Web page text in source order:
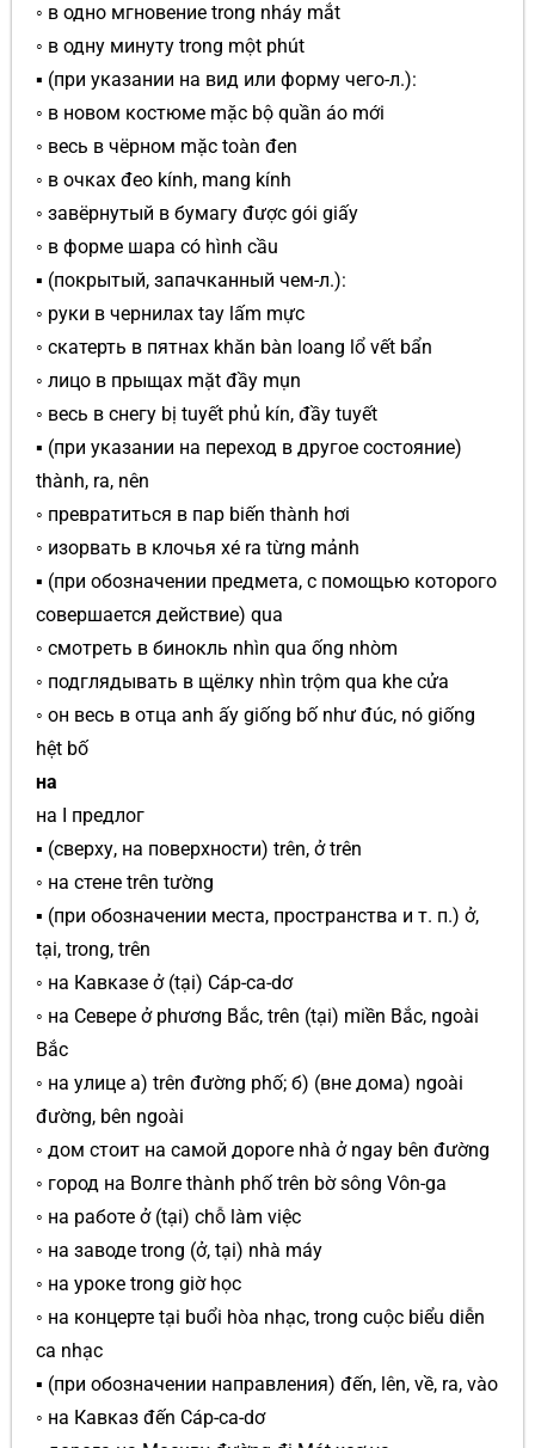
◦ в одно мгновение trong nháy mắt
◦ в одну минуту trong một phút
▪ (при указании на вид или форму чего-л.):
◦ в новом костюме mặc bộ quần áo mới
◦ весь в чёрном mặc toàn đen
◦ в очках đeo kính, mang kính
◦ завёрнутый в бумагу được gói giấy
◦ в форме шара có hình cầu
▪ (покрытый, запачканный чем-л.):
◦ руки в чернилах tay lấm mực
◦ скатерть в пятнах khăn bàn loang lổ vết bẩn
◦ лицо в прыщах mặt đầy mụn
◦ весь в снегу bị tuyết phủ kín, đầy tuyết
▪ (при указании на переход в другое состояние)
thành, ra, nên
◦ превратиться в пар biến thành hơi
◦ изорвать в клочья xé ra từng mảnh
▪ (при обозначении предмета, с помощью которого
совершается действие) qua
◦ смотреть в бинокль nhìn qua ống nhòm
◦ подглядывать в щёлку nhìn trộm qua khe cửa
◦ он весь в отца anh ấy giống bố như đúc, nó giống
hệt bố
на
на I предлог
▪ (сверху, на поверхности) trên, ở trên
◦ на стене trên tường
▪ (при обозначении места, пространства и т. п.) ở,
tại, trong, trên
◦ на Кавказе ở (tại) Cáp-ca-dơ
◦ на Севере ở phương Bắc, trên (tại) miền Bắc, ngoài
Bắc
◦ на улице а) trên đường phố; б) (вне дома) ngoài
đường, bên ngoài
◦ дом стоит на самой дороге nhà ở ngay bên đường
◦ город на Волге thành phố trên bờ sông Vôn-ga
◦ на работе ở (tại) chỗ làm việc
◦ на заводе trong (ở, tại) nhà máy
◦ на уроке trong giờ học
◦ на концерте tại buổi hòa nhạc, trong cuộc biểu diễn
ca nhạc
▪ (при обозначении направления) đến, lên, về, ra, vào
◦ на Кавказ đến Cáp-ca-dơ